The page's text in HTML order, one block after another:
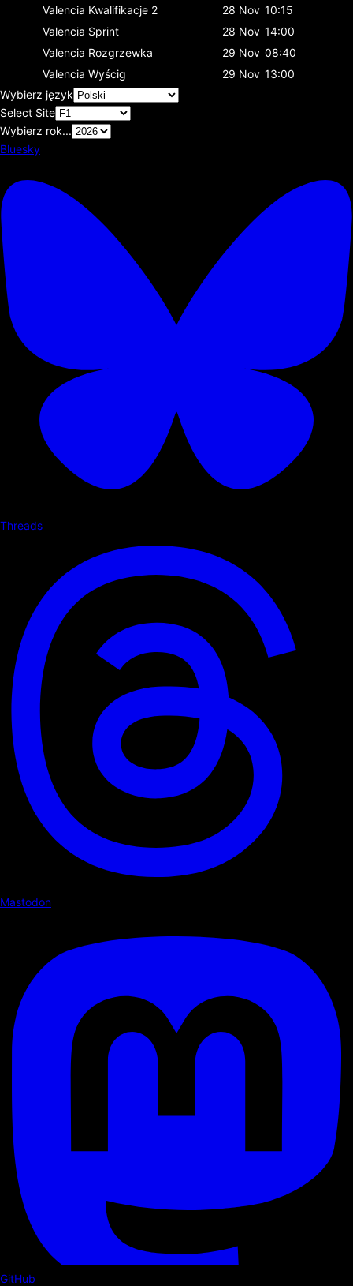
Valencia Kwalifikacje 2 28 Nov 10:15
Valencia Sprint 28 Nov 14:00
Valencia Rozgrzewka 29 Nov 08:40
Valencia Wyścig 29 Nov 13:00
Wybierz język
Select Site
Wybierz rok...
Bluesky
Threads
Mastodon
GitHub